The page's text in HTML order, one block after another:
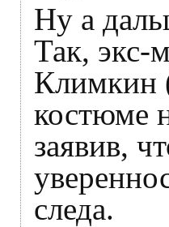
Ну а
Так, экс-
Климкин
костюме
заявив,
следа.